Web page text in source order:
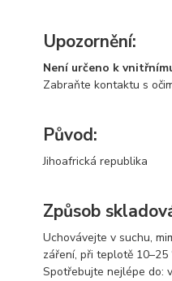
Upozornění:
Není určeno k
Zabraňte kontaktu s
Původ:
Jihoafrická republika
Způsob
Uchovávejte v suchu,
záření, při teplotě 10–25
Spotřebujte nejlépe do: